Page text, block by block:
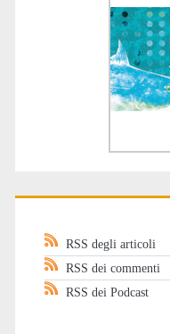
RSS degli articoli
RSS dei commenti
RSS dei Podcast